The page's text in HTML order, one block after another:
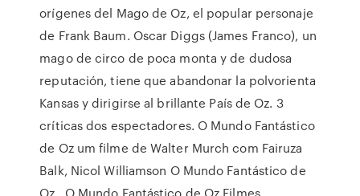
orígenes del Mago de Oz, el popular personaje
de Frank Baum. Oscar Diggs (James Franco), un
mago de circo de poca monta y de dudosa
reputación, tiene que abandonar la polvorienta
Kansas y dirigirse al brillante País de Oz. 3
críticas dos espectadores. O Mundo Fantástico
de Oz um filme de Walter Murch com Fairuza
Balk, Nicol Williamson O Mundo Fantástico de
Oz . O Mundo Fantástico de Oz Filmes